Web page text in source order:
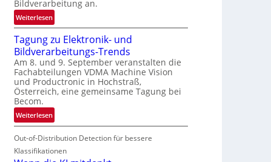
M
g
l
i
c
h
k
e
i
t
e
n
e
h
d
e
r
i
n
I
S
I
O
N
Bildverarbeitung an.
Weiterlesen:
G
u
i
d
e
d
T
o
u
e
n
Tagung zu Elektronik- und
Bildverarbeitungs-Trends
Am 8. und 9. September veranstalten die
Fachabteilungen VDMA Machine Vision
und Productronic in Hochstraß,
Österreich, eine gemeinsame Tagung bei
Becom.
Weiterlesen:
T
a
g
Out-of-Distribution Detection für bessere
Klassifikationen